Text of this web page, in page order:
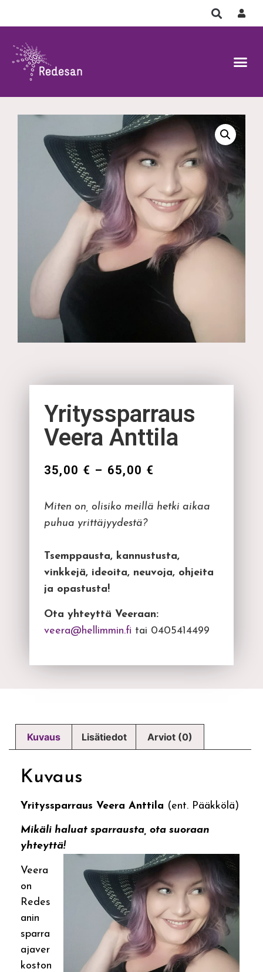
Yrityssparraus
Veera Anttila
35,00 € – 65,00 €
Miten on, olisiko meillä hetki aikaa
puhua yrittäjyydestä?
Tsemppausta, kannustusta,
vinkkejä, ideoita, neuvoja, ohjeita
ja opastusta!
Ota yhteyttä Veeraan:
veera@hellimmin.fi tai 0405414499
Kuvaus Lisätiedot Arviot (0)
Kuvaus
Yrityssparraus Veera Anttila (ent. Pääkkölä)
Mikäli haluat sparrausta, ota suoraan
yhteyttä!
Veera
on
Redes
anin
sparra
ajaver
koston